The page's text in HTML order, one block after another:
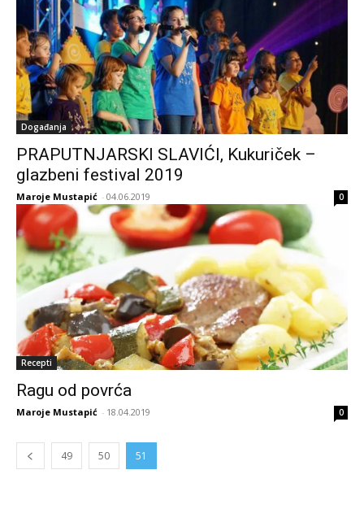
Događanja
PRAPUTNJARSKI SLAVIĆI, Kukuriček –
glazbeni festival 2019
Maroje Mustapić - 04.06.2019 0
Recepti
Ragu od povrća
Maroje Mustapić - 18.04.2019 0
49 50 51